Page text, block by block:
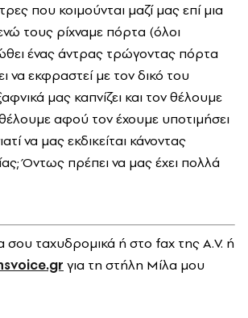
που κοιμούνται μαζί μας επί μια
ενώ τους ρίχναμε πόρτα (όλοι
ένας άντρας τρώγοντας πόρτα
να εκφραστεί με τον δικό του
μας καπνίζει και τον θέλουμε
θέλουμε αφού τον έχουμε υποτιμήσει
να μας εκδικείται κάνοντας
Όντως πρέπει να μας έχει πολλά
σου ταχυδρομικά ή στο fax της A.V. ή
για τη στήλη Μίλα μου